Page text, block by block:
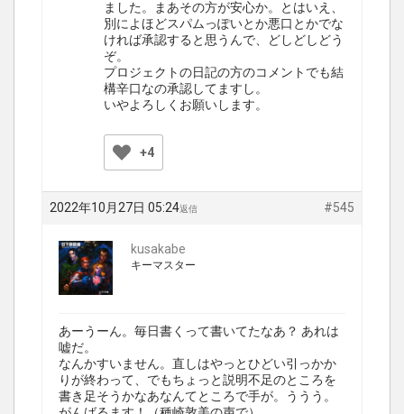
ました。まあその方が安心か。とはいえ、
別によほどスパムっぽいとか悪口とかでな
ければ承認すると思うんで、どしどしどう
ぞ。
プロジェクトの日記の方のコメントでも結
構辛口なの承認してますし。
いやよろしくお願いします。
+4
2022年10月27日 05:24 #545
返信
kusakabe
キーマスター
あーうーん。毎日書くって書いてたなあ？ あれは
嘘だ。
なんかすいません。直しはやっとひどい引っかか
りが終わって、でもちょっと説明不足のところを
書き足そうかなあなんてところで手が。ううう。